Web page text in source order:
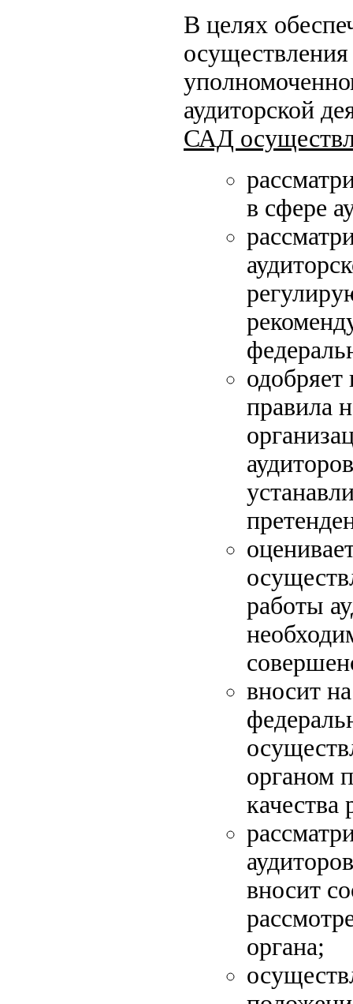
В целях
осуществления
аудиторской
САД
в сфере
правила
работы
вносит
органом
качества
вносит
органа;